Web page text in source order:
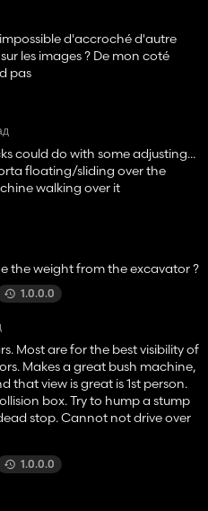
d'accroché d'autre
les images ? De mon coté
pas
could do with some adjusting...
floating/sliding over the
walking over it
the weight from the excavator ?
1.0.0.0
Most are for the best visibility of
Makes a great bush machine,
that view is great is 1st person.
box. Try to hump a stump
stop. Cannot not drive over
stumps, so that takes
machines. Otherwise, great
1.0.0.0